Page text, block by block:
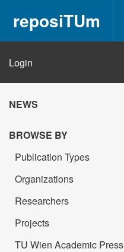
reposiTUm
Login
NEWS
BROWSE BY
Publication Types
Organizations
Researchers
Projects
TU Wien Academic Press